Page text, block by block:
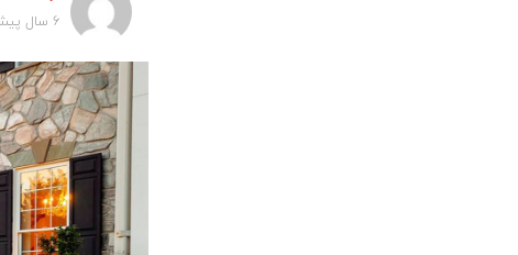
6 سال پیش